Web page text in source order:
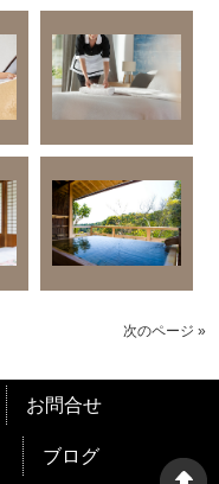
次のページ »
お問合せ
ブログ